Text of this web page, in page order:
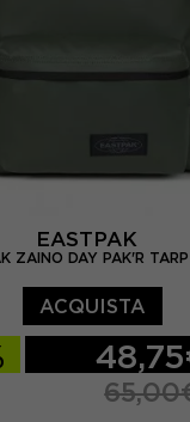
EASTPAK
ZAINO DAY PAK'R
ACQUISTA